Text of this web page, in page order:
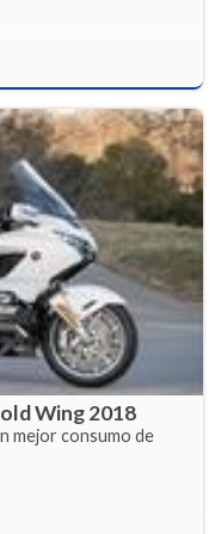
Wing 2018
mejor consumo de